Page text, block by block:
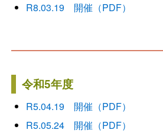
R8.03.19 開催 （PDF）
令和5年度
R5.04.19 開催（PDF）
R5.05.24 開催（PDF）